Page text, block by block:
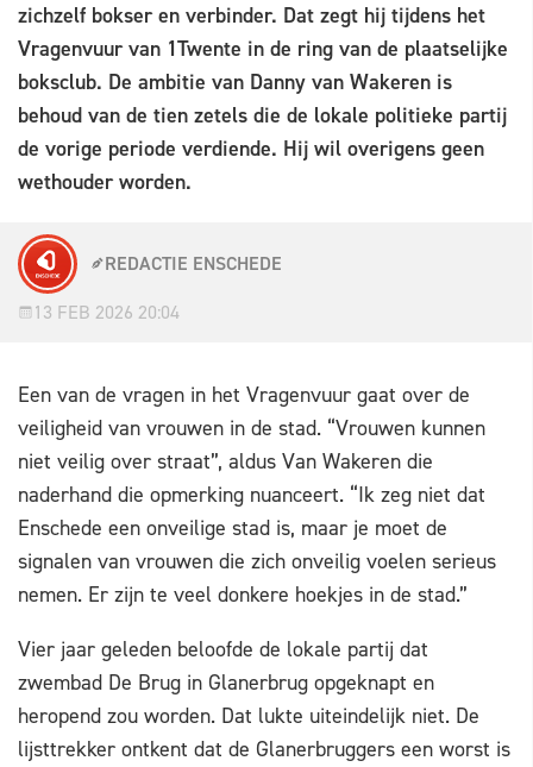
zichzelf bokser en verbinder. Dat zegt hij tijdens het
Vragenvuur van 1Twente in de ring van de plaatselijke
boksclub. De ambitie van Danny van Wakeren is
behoud van de tien zetels die de lokale politieke partij
de vorige periode verdiende. Hij wil overigens geen
wethouder worden.
REDACTIE ENSCHEDE
13 FEB 2026 20:04
Een van de vragen in het Vragenvuur gaat over de
veiligheid van vrouwen in de stad. “Vrouwen kunnen
niet veilig over straat”, aldus Van Wakeren die
naderhand die opmerking nuanceert. “Ik zeg niet dat
Enschede een onveilige stad is, maar je moet de
signalen van vrouwen die zich onveilig voelen serieus
nemen. Er zijn te veel donkere hoekjes in de stad.”
Vier jaar geleden beloofde de lokale partij dat
zwembad De Brug in Glanerbrug opgeknapt en
heropend zou worden. Dat lukte uiteindelijk niet. De
lijsttrekker ontkent dat de Glanerbruggers een worst is